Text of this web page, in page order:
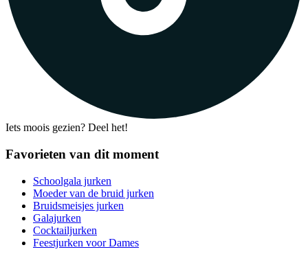
Iets moois gezien? Deel het!
Favorieten van dit moment
Schoolgala jurken
Moeder van de bruid jurken
Bruidsmeisjes jurken
Galajurken
Cocktailjurken
Feestjurken voor Dames